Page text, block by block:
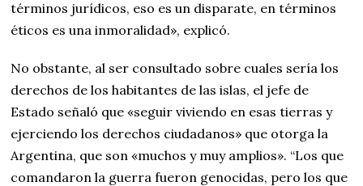
términos jurídicos, eso es un disparate, en términos
éticos es una inmoralidad», explicó.
No obstante, al ser consultado sobre cuales sería los
derechos de los habitantes de las islas, el jefe de
Estado señaló que «seguir viviendo en esas tierras y
ejerciendo los derechos ciudadanos» que otorga la
Argentina, que son «muchos y muy amplios». “Los que
comandaron la guerra fueron genocidas, pero los que